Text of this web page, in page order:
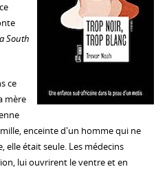
South
ce
mère
enceinte d'un homme qui ne
elle était seule. Les médecins
lui ouvrirent le ventre et en